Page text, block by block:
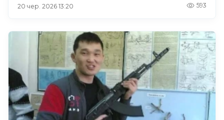
20 чер. 2026 13:20 593